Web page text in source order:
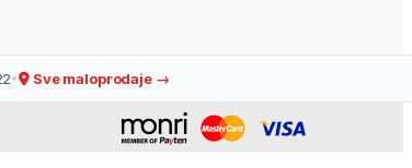
• Sve maloprodaje →